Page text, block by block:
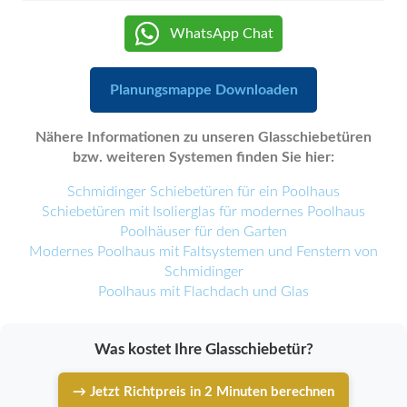
WhatsApp Chat
Planungsmappe Downloaden
Nähere Informationen zu unseren Glasschiebetüren
bzw. weiteren Systemen finden Sie hier:
Schmidinger Schiebetüren für ein Poolhaus
Schiebetüren mit Isolierglas für modernes Poolhaus
Poolhäuser für den Garten
Modernes Poolhaus mit Faltsystemen und Fenstern von
Schmidinger
Poolhaus mit Flachdach und Glas
Was kostet Ihre Glasschiebetür?
→ Jetzt Richtpreis in 2 Minuten berechnen